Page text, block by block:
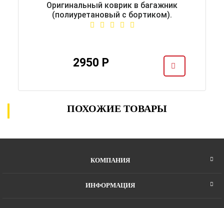
Оригинальный коврик в багажник
(полиуретановый с бортиком).
2950 Р
ПОХОЖИЕ ТОВАРЫ
КОМПАНИЯ
ИНФОРМАЦИЯ